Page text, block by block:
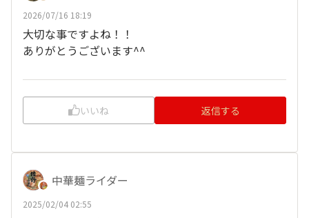
2026/07/16 18:19
大切な事ですよね！！
ありがとうございます^^
いいね 返信する
中華麺ライダー
2025/02/04 02:55